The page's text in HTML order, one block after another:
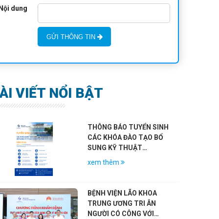
dung
GỬI THÔNG TIN
VIẾT NỔI BẬT
THÔNG BÁO TUYỂN SINH
CÁC KHÓA ĐÀO TẠO BỔ
SUNG KỸ THUẬT
CHUYÊN MÔN KHÁM
xem thêm
BỆNH VIỆN LÃO KHOA
TRUNG ƯƠNG TRI ÂN
NGƯỜI CÓ CÔNG VỚI